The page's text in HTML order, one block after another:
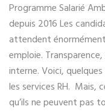
Programme Salarié
depuis 2016 Les
attendent
emploie.
interne. Voici,
les services RH. Mais,
qu’ils ne peuvent pas